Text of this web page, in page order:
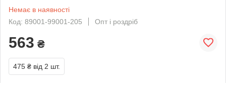
Немає в наявності
Код: 89001-99001-205
Опт і роздріб
563 ₴
475 ₴ від 2 шт.